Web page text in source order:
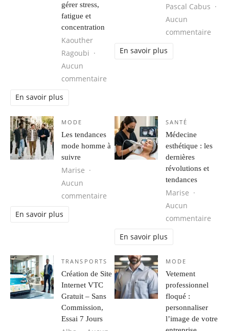
gérer stress,
fatigue et
concentration
Kaouther
Ragoubi
Aucun
commentaire
En savoir plus
Pascal Cabus
Aucun
commentaire
En savoir plus
MODE
Les tendances
mode homme à
suivre
Marise
Aucun
commentaire sur Les tendances mode homme à
En savoir plus
SANTÉ
Médecine
esthétique : les
dernières
révolutions et
tendances
Marise
Aucun
commentaire
En savoir plus
TRANSPORTS
Création de Site
Internet VTC
Gratuit – Sans
Commission,
Essai 7 Jours
MODE
Vetement
professionnel
floqué :
personnaliser
l’image de votre